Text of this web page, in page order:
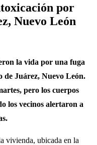
por
Nuevo León
la vida por una fuga
de Juárez, Nuevo León.
pero los cuerpos
los vecinos alertaron a
vivienda, ubicada en la